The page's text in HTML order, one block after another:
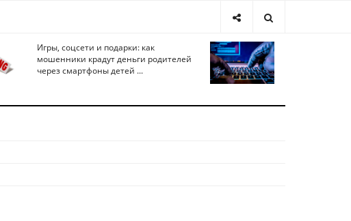
Игры, соцсети и подарки: как
мошенники крадут деньги родителей
через смартфоны детей ...